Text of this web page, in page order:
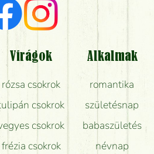
kapok a virágküldésről?
ami a képen van?
szállításáról?
legtovább friss a csokor?
vásárolni boltban?
Virágok
rózsa csokrok
csokrok
csokrok
frézia csokrok
Alkalmak
romantika
születésnap
babaszületés
névnap